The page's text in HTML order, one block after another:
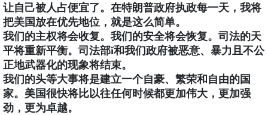
让自己被人占便宜了。在特朗普政府执政每一天，我将
把美国放在优先地位，就是这么简单。
我们的主权将会收复。我们的安全将会恢复。司法的天
平将重新平衡。司法部ǐ和我们政府被恶意、暴力且不公
正地武器化的现象将结束。
我们的头等大事将是建立一个自豪、繁荣和自由的国
家。美国很快将比以往任何时候都更加伟大，更加强
劲，更为卓越。